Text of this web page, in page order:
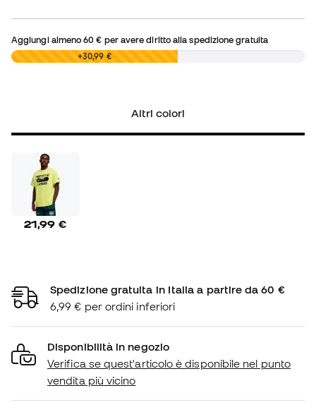
Aggiungi almeno60 € per avere diritto alla spedizione gratuita
0,00 € +30,99 €
Altri colori
21,99 €
Spedizione gratuita in Italia a partire da 60 €
6,99 € per ordini inferiori
Disponibilità in negozio
Verifica se quest'articolo è disponibile nel punto
vendita più vicino